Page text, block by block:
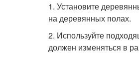
1. Установите
на деревянных полах.
2. Используйте
должен изменяться в